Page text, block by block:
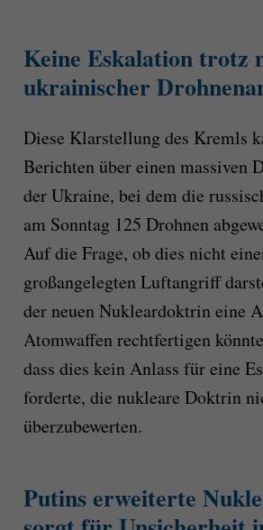
Keine Eskalation trotz
ukrainischer
Diese Klarstellung des Kremls
Berichten über einen massiven
der Ukraine, bei dem die
am Sonntag 125 Drohnen
Auf die Frage, ob dies nicht
großangelegten Luftangriff
der neuen Nukleardoktrin eine
Atomwaffen rechtfertigen
dass dies kein Anlass für eine
forderte, die nukleare Doktrin
überzubewerten.
Putins erweiterte